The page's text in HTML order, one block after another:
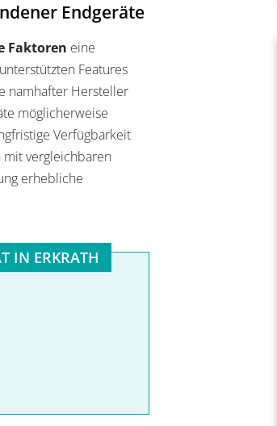
Endgeräte
Faktoren eine
Features
namhafter Hersteller
möglicherweise
Verfügbarkeit
mit vergleichbaren
erhebliche
IN ERKRATH